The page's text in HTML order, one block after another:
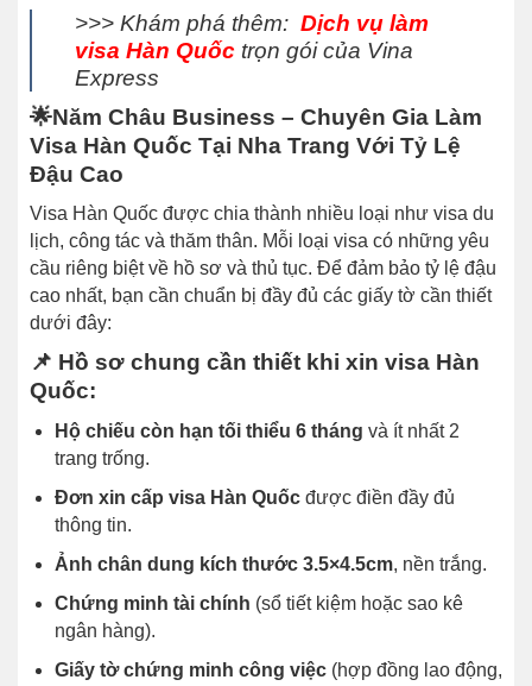
>>> Khám phá thêm: Dịch vụ làm
visa Hàn Quốc trọn gói của Vina
Express
🌟Năm Châu Business – Chuyên Gia Làm
Visa Hàn Quốc Tại Nha Trang Với Tỷ Lệ
Đậu Cao
Visa Hàn Quốc được chia thành nhiều loại như visa du
lịch, công tác và thăm thân. Mỗi loại visa có những yêu
cầu riêng biệt về hồ sơ và thủ tục. Để đảm bảo tỷ lệ đậu
cao nhất, bạn cần chuẩn bị đầy đủ các giấy tờ cần thiết
dưới đây:
📌 Hồ sơ chung cần thiết khi xin visa Hàn
Quốc:
Hộ chiếu còn hạn tối thiểu 6 tháng và ít nhất 2
trang trống.
Đơn xin cấp visa Hàn Quốcđược điền đầy đủ
thông tin.
Ảnh chân dung kích thước 3.5×4.5cm, nền trắng.
Chứng minh tài chính (sổ tiết kiệm hoặc sao kê
ngân hàng).
Giấy tờ chứng minh công việc(hợp đồng lao động,